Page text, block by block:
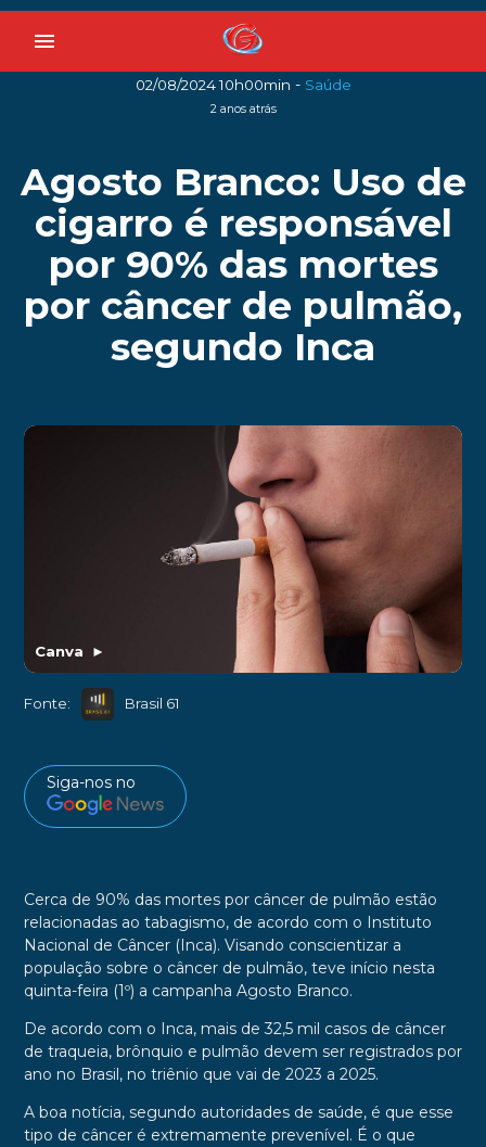
menu
02/08/2024 10h00min - Saúde
2 anos atrás
Agosto Branco: Uso de
cigarro é responsável
por 90% das mortes
por câncer de pulmão,
segundo Inca
Canva ►
Fonte: Brasil 61
Siga-nos no
Cerca de 90% das mortes por câncer de pulmão estão
relacionadas ao tabagismo, de acordo com o Instituto
Nacional de Câncer (Inca). Visando conscientizar a
população sobre o câncer de pulmão, teve início nesta
quinta-feira (1º) a campanha Agosto Branco.
De acordo com o Inca, mais de 32,5 mil casos de câncer
de traqueia, brônquio e pulmão devem ser registrados por
ano no Brasil, no triênio que vai de 2023 a 2025.
A boa notícia, segundo autoridades de saúde, é que esse
tipo de câncer é extremamente prevenível. É o que